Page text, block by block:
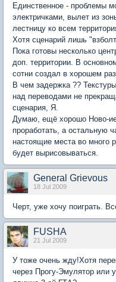
Единственное - проблемы
электричками, вылет из
лестницу ко всем
Хотя сценарий лишь
Пока готовы несколько
доп. территории. В
сотни создал в хорошем
В чем задержка ??
над переводами не
сценария, Я.
Думаю, ещё хорошо Ново-
проработать, а остальную
настоящие места во много
будет вырисовываться.
General Grievous
18 Jul 2009
Черт, уже хочу поиграть.
FUSHA
21 Jul 2009
У тоже очень жду!Хотя
через Прогу-Эмулятор или